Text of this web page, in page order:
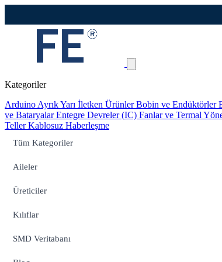
Kategoriler
Arduino Ayrık Yarı İletken ÜrünlerBobin ve Endüktörler
ve BataryalarEntegre Devreler (IC) Fanlar ve Termal
TellerKablosuz Haberleşme
Tüm Kategoriler
Aileler
Üreticiler
Kılıflar
SMD Veritabanı